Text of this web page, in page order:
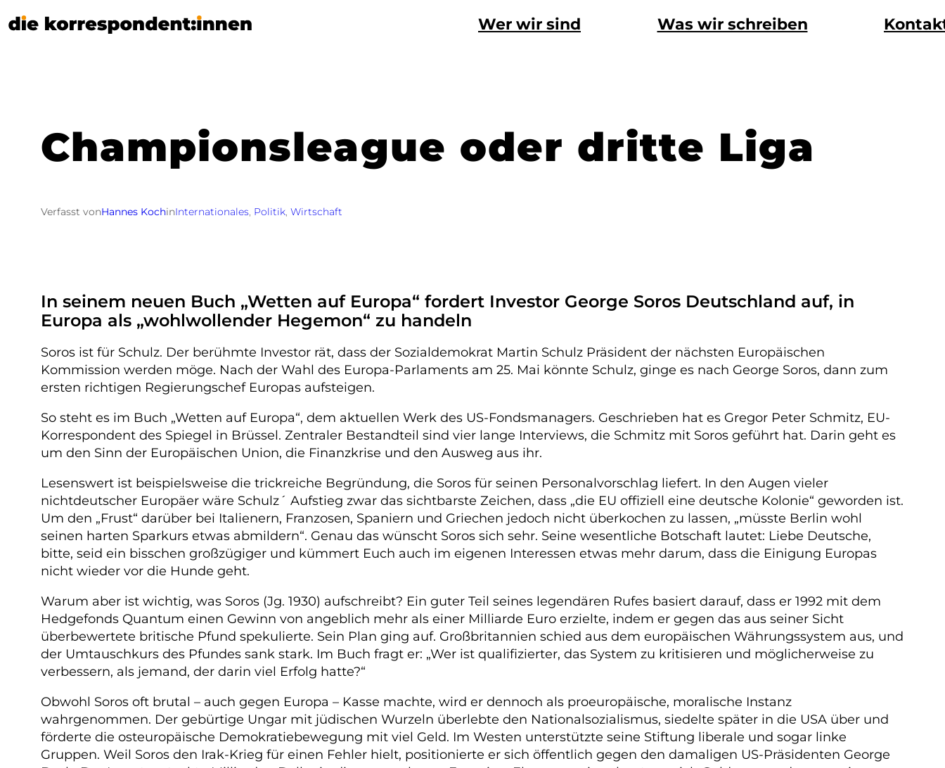
Wer wir sind Was wir schreiben
Championsleague oder dritte Liga
Verfasst vonHannes KochinInternationales, Politik, Wirtschaft
In seinem neuen Buch „Wetten auf Europa“ fordert Investor George Soros Deutschland auf, in
Europa als „wohlwollender Hegemon“ zu handeln
Soros ist für Schulz. Der berühmte Investor rät, dass der Sozialdemokrat Martin Schulz Präsident der nächsten Europäischen
Kommission werden möge. Nach der Wahl des Europa-Parlaments am 25. Mai könnte Schulz, ginge es nach George Soros, dann zum
ersten richtigen Regierungschef Europas aufsteigen.
So steht es im Buch „Wetten auf Europa“, dem aktuellen Werk des US-Fondsmanagers. Geschrieben hat es Gregor Peter Schmitz, EU-
Korrespondent des Spiegel in Brüssel. Zentraler Bestandteil sind vier lange Interviews, die Schmitz mit Soros geführt hat. Darin geht es
um den Sinn der Europäischen Union, die Finanzkrise und den Ausweg aus ihr.
Lesenswert ist beispielsweise die trickreiche Begründung, die Soros für seinen Personalvorschlag liefert. In den Augen vieler
nichtdeutscher Europäer wäre Schulz´ Aufstieg zwar das sichtbarste Zeichen, dass „die EU offiziell eine deutsche Kolonie“ geworden ist.
Um den „Frust“ darüber bei Italienern, Franzosen, Spaniern und Griechen jedoch nicht überkochen zu lassen, „müsste Berlin wohl
seinen harten Sparkurs etwas abmildern“. Genau das wünscht Soros sich sehr. Seine wesentliche Botschaft lautet: Liebe Deutsche,
bitte, seid ein bisschen großzügiger und kümmert Euch auch im eigenen Interessen etwas mehr darum, dass die Einigung Europas
nicht wieder vor die Hunde geht.
Warum aber ist wichtig, was Soros (Jg. 1930) aufschreibt? Ein guter Teil seines legendären Rufes basiert darauf, dass er 1992 mit dem
Hedgefonds Quantum einen Gewinn von angeblich mehr als einer Milliarde Euro erzielte, indem er gegen das aus seiner Sicht
überbewertete britische Pfund spekulierte. Sein Plan ging auf. Großbritannien schied aus dem europäischen Währungssystem aus, und
der Umtauschkurs des Pfundes sank stark. Im Buch fragt er: „Wer ist qualifizierter, das System zu kritisieren und möglicherweise zu
verbessern, als jemand, der darin viel Erfolg hatte?“
Obwohl Soros oft brutal – auch gegen Europa – Kasse machte, wird er dennoch als proeuropäische, moralische Instanz
wahrgenommen. Der gebürtige Ungar mit jüdischen Wurzeln überlebte den Nationalsozialismus, siedelte später in die USA über und
förderte die osteuropäische Demokratiebewegung mit viel Geld. Im Westen unterstützte seine Stiftung liberale und sogar linke
Gruppen. Weil Soros den Irak-Krieg für einen Fehler hielt, positionierte er sich öffentlich gegen den damaligen US-Präsidenten George